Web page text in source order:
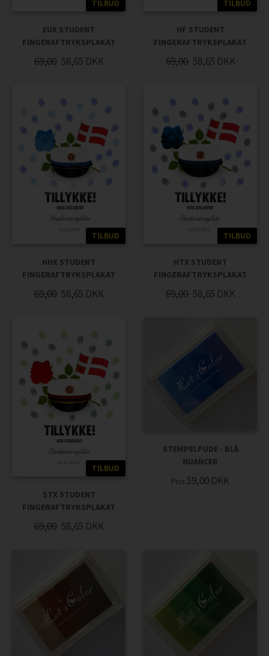
TILBUD
EUX STUDENT
FINGERAFTRYKSPLAKAT
69,00 58,65 DKK
TILBUD
HF STUDENT
FINGERAFTRYKSPLAKAT
69,00 58,65 DKK
TILBUD
HHX STUDENT
FINGERAFTRYKSPLAKAT
69,00 58,65 DKK
TILBUD
HTX STUDENT
FINGERAFTRYKSPLAKAT
69,00 58,65 DKK
TILBUD
STX STUDENT
FINGERAFTRYKSPLAKAT
69,00 58,65 DKK
STEMPELPUDE - BLÅ
NUANCER
Pris 59,00 DKK